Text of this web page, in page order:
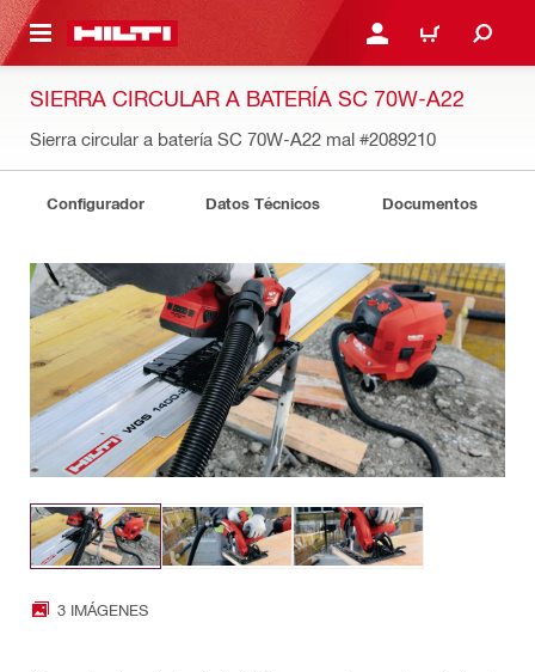
PRINCIPAL INICIE SESIÓN O
CARRITO
SIERRA CIRCULAR A BATERÍA SC 70W-A22
Sierra circular a batería SC 70W-A22 mal #2089210
Configurador Datos Técnicos Documentos
3 IMÁGENES